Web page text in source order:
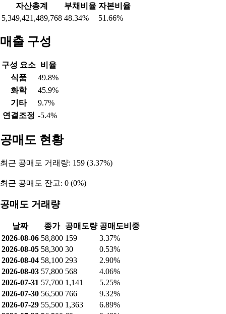
자산총계 부채비율 자본비율
5,349,421,489,768 48.34% 51.66%
매출 구성
구성 요소 비율
식품
49.8%
화학
45.9%
기타
9.7%
연결조정 -5.4%
공매도 현황
최근 공매도 거래량: 159 (3.37%)
최근 공매도 잔고: 0 (0%)
공매도 거래량
날짜 종가 공매도량 공매도비중
2026-08-06 58,800 159
3.37%
2026-08-05 58,300 30
0.53%
2026-08-04 58,100 293
2.90%
2026-08-03 57,800 568
4.06%
2026-07-31 57,700 1,141
5.25%
2026-07-30 56,500 766
9.32%
2026-07-29 55,500 1,363
6.89%